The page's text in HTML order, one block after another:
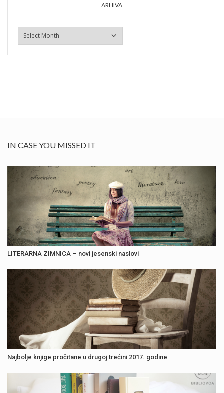
ARHIVA
IN CASE YOU MISSED IT
LITERARNA ZIMNICA – novi jesenski naslovi
Najbolje knjige pročitane u drugoj trećini 2017. godine